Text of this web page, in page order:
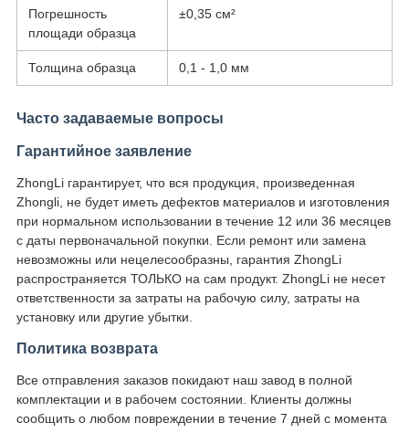
Погрешность
площади образца
±0,35 см²
Толщина образца 0,1 - 1,0 мм
Часто задаваемые вопросы
Гарантийное заявление
ZhongLi гарантирует, что вся продукция, произведенная
Zhongli, не будет иметь дефектов материалов и изготовления
при нормальном использовании в течение 12 или 36 месяцев
с даты первоначальной покупки. Если ремонт или замена
невозможны или нецелесообразны, гарантия ZhongLi
распространяется ТОЛЬКО на сам продукт. ZhongLi не несет
ответственности за затраты на рабочую силу, затраты на
установку или другие убытки.
Политика возврата
Все отправления заказов покидают наш завод в полной
комплектации и в рабочем состоянии. Клиенты должны
сообщить о любом повреждении в течение 7 дней с момента